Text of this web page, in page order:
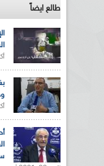
طالع ايضاً